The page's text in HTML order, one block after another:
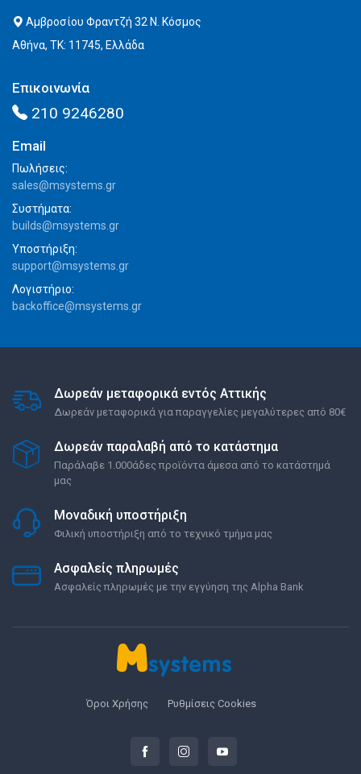
Αμβροσίου Φραντζή 32 Ν. Κόσμος
Αθήνα, ΤΚ: 11745, Ελλάδα
Επικοινωνία
210 9246280
Email
Πωλήσεις:
sales@msystems.gr
Συστήματα:
builds@msystems.gr
Υποστήριξη:
support@msystems.gr
Λογιστήριο:
backoffice@msystems.gr
Δωρεάν μεταφορικά εντός Αττικής
Δωρεάν μεταφορικά για παραγγελίες μεγαλύτερες από 80€
Δωρεάν παραλαβή από το κατάστημα
Παράλαβε 1.000άδες προϊόντα άμεσα από το κατάστημά
μας
Μοναδική υποστήριξη
Φιλική υποστήριξη από το τεχνικό τμήμα μας
Ασφαλείς πληρωμές
Ασφαλείς πληρωμές με την εγγύηση της Alpha Bank
Όροι Χρήσης Ρυθμίσεις Cookies